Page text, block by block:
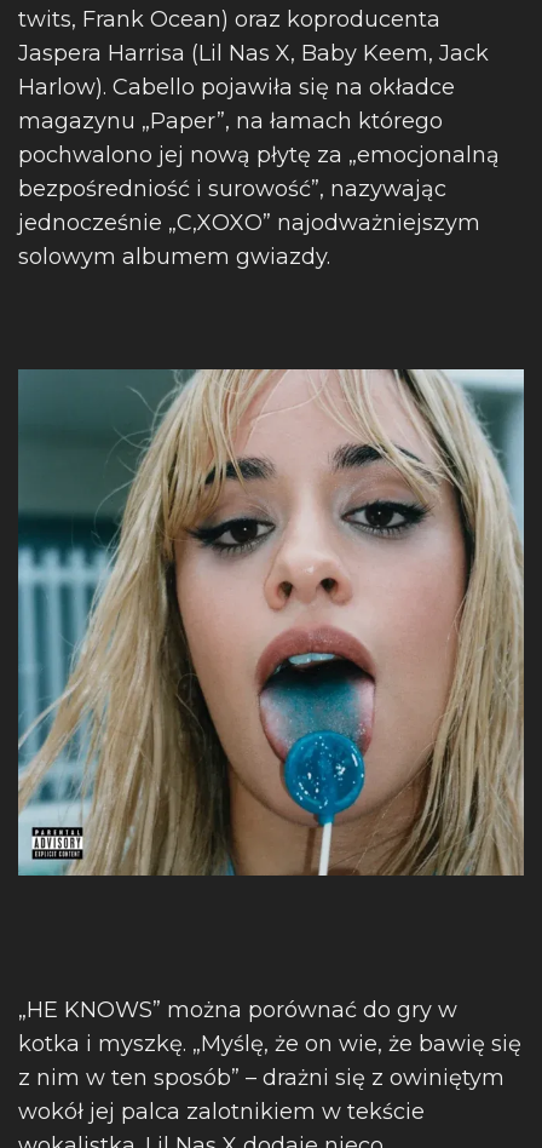
twits, Frank Ocean) oraz koproducenta
Jaspera Harrisa (Lil Nas X, Baby Keem, Jack
Harlow). Cabello pojawiła się na okładce
magazynu „Paper”, na łamach którego
pochwalono jej nową płytę za „emocjonalną
bezpośredniość i surowość”, nazywając
jednocześnie „C,XOXO” najodważniejszym
solowym albumem gwiazdy.
„HE KNOWS” można porównać do gry w
kotka i myszkę. „Myślę, że on wie, że bawię się
z nim w ten sposób” – drażni się z owiniętym
wokół jej palca zalotnikiem w tekście